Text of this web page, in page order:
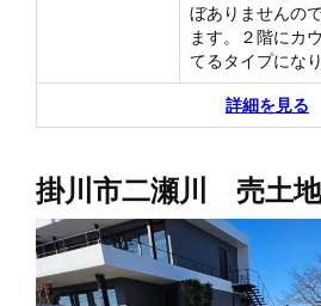
ぼありませんの
ます。２階にカ
てるタイプになり
詳細を見る
掛川市二瀬川 売土地